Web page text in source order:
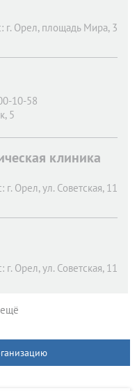
г. Орел, площадь Мира, 3
10-58
5
клиника
г. Орел, ул. Советская, 11
г. Орел, ул. Советская, 11